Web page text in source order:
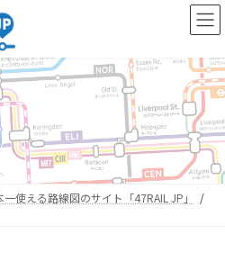
使える路線図のサイト「47RAIL JP」